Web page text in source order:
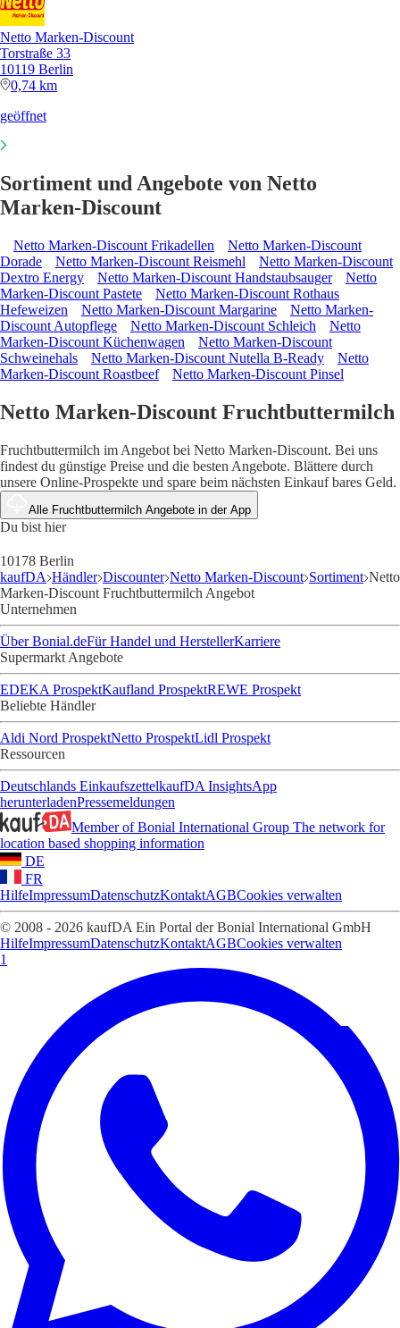
Netto Marken-Discount
Torstraße 33
10119 Berlin
0,74 km
geöffnet
Sortiment und Angebote von Netto
Marken-Discount
Netto Marken-Discount Frikadellen
Netto Marken-Discount
Dorade
Netto Marken-Discount Reismehl
Netto Marken-Discount
Dextro Energy
Netto Marken-Discount Handstaubsauger
Netto
Marken-Discount Pastete
Netto Marken-Discount Rothaus
Hefeweizen
Netto Marken-Discount Margarine
Netto Marken-
Discount Autopflege
Netto Marken-Discount Schleich
Netto
Marken-Discount Küchenwagen
Netto Marken-Discount
Schweinehals
Netto Marken-Discount Nutella B-Ready
Netto
Marken-Discount Roastbeef
Netto Marken-Discount Pinsel
Netto Marken-Discount Fruchtbuttermilch
Fruchtbuttermilch im Angebot bei Netto Marken-Discount. Bei uns
findest du günstige Preise und die besten Angebote. Blättere durch
unsere Online-Prospekte und spare beim nächsten Einkauf bares Geld.
Alle Fruchtbuttermilch Angebote in der App
Du bist hier
10178 Berlin
kaufDA Händler Discounter Netto Marken-Discount Sortiment Netto
Marken-Discount Fruchtbuttermilch Angebot
Unternehmen
Über Bonial.deFür Handel und HerstellerKarriere
Supermarkt Angebote
EDEKA ProspektKaufland ProspektREWE Prospekt
Beliebte Händler
Aldi Nord ProspektNetto ProspektLidl Prospekt
Ressourcen
Deutschlands EinkaufszettelkaufDA InsightsApp
herunterladenPressemeldungen
Member of Bonial International Group The network for
location based shopping information
DE
FR
HilfeImpressumDatenschutzKontaktAGBCookies verwalten
© 2008 - 2026 kaufDA Ein Portal der Bonial International GmbH
HilfeImpressumDatenschutzKontaktAGBCookies verwalten
1